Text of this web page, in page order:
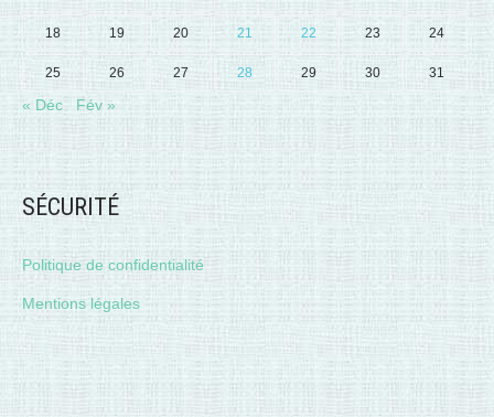
18 19 20 21 22 23 24
25 26 27 28 29 30 31
« Déc Fév »
SÉCURITÉ
Politique de confidentialité
Mentions légales